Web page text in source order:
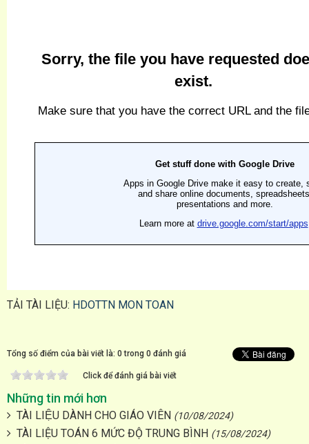
TẢI TÀI LIỆU: HDOTTN MON TOAN
Tổng số điểm của bài viết là: 0 trong 0 đánh giá
Click để đánh giá bài viết
Những tin mới hơn
TÀI LIỆU DÀNH CHO GIÁO VIÊN (10/08/2024)
TÀI LIỆU TOÁN 6 MỨC ĐỘ TRUNG BÌNH (15/08/2024)